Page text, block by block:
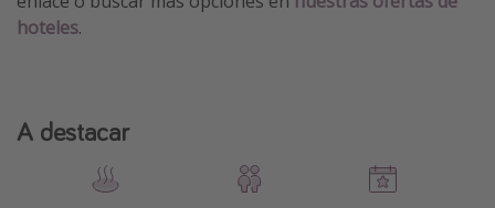
hoteles.
A destacar